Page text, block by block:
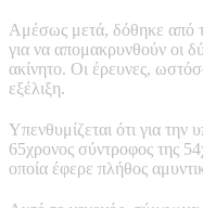
Αμέσως μετά, δόθηκε από
για να απομακρυνθούν οι
ακίνητο. Οι έρευνες,
εξέλιξη.
Υπενθυμίζεται ότι για την
65χρονος σύντροφος της
οποία έφερε πλήθος